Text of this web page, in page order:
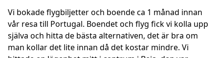
Vi bokade flygbiljetter och boende ca 1 månad innan
vår resa till Portugal. Boendet och flyg fick vi kolla upp
själva och hitta de bästa alternativen, det är bra om
man kollar det lite innan då det kostar mindre. Vi